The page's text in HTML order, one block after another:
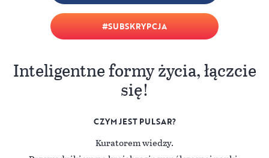
SUBSKRYPCJA
Inteligentne formy życia, łączcie
się!
CZYM JEST PULSAR?
Kuratorem wiedzy.